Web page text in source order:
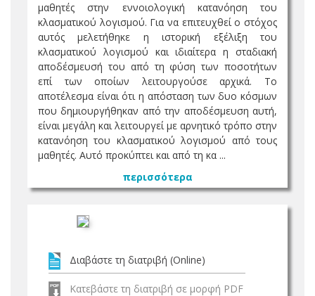
μαθητές στην εννοιολογική κατανόηση του
κλασματικού λογισμού. Για να επιτευχθεί ο στόχος
αυτός μελετήθηκε η ιστορική εξέλιξη του
κλασματικού λογισμού και ιδιαίτερα η σταδιακή
αποδέσμευσή του από τη φύση των ποσοτήτων
επί των οποίων λειτουργούσε αρχικά. Το
αποτέλεσμα είναι ότι η απόσταση των δυο κόσμων
που δημιουργήθηκαν από την αποδέσμευση αυτή,
είναι μεγάλη και λειτουργεί με αρνητικό τρόπο στην
κατανόηση του κλασματικού λογισμού από τους
μαθητές. Αυτό προκύπτει και από τη κα ...
περισσότερα
Διαβάστε τη διατριβή (Online)
Κατεβάστε τη διατριβή σε μορφή PDF